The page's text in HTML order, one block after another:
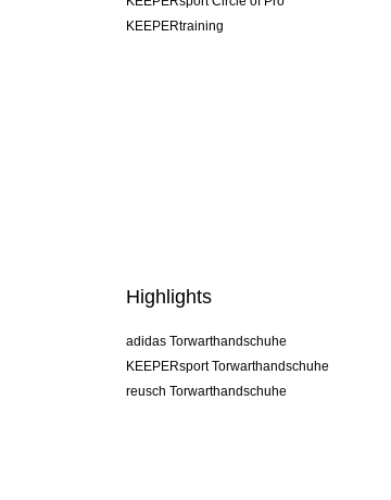
KEEPERtraining
Highlights
adidas Torwarthandschuhe
KEEPERsport Torwarthandschuhe
reusch Torwarthandschuhe